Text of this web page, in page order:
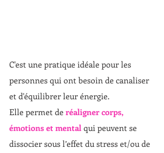
C'est une pratique idéale pour les
personnes qui ont besoin de canaliser
et d'équilibrer leur énergie.
Elle permet de réaligner corps,
émotions et mental qui peuvent se
dissocier sous l’effet du stress et/ou de